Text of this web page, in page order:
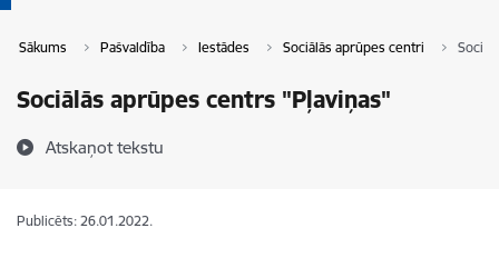
Sākums Pašvaldība Iestādes Sociālās aprūpes centri
Sociālās aprūpes centrs "Pļaviņas"
Atskaņot tekstu
Publicēts: 26.01.2022.